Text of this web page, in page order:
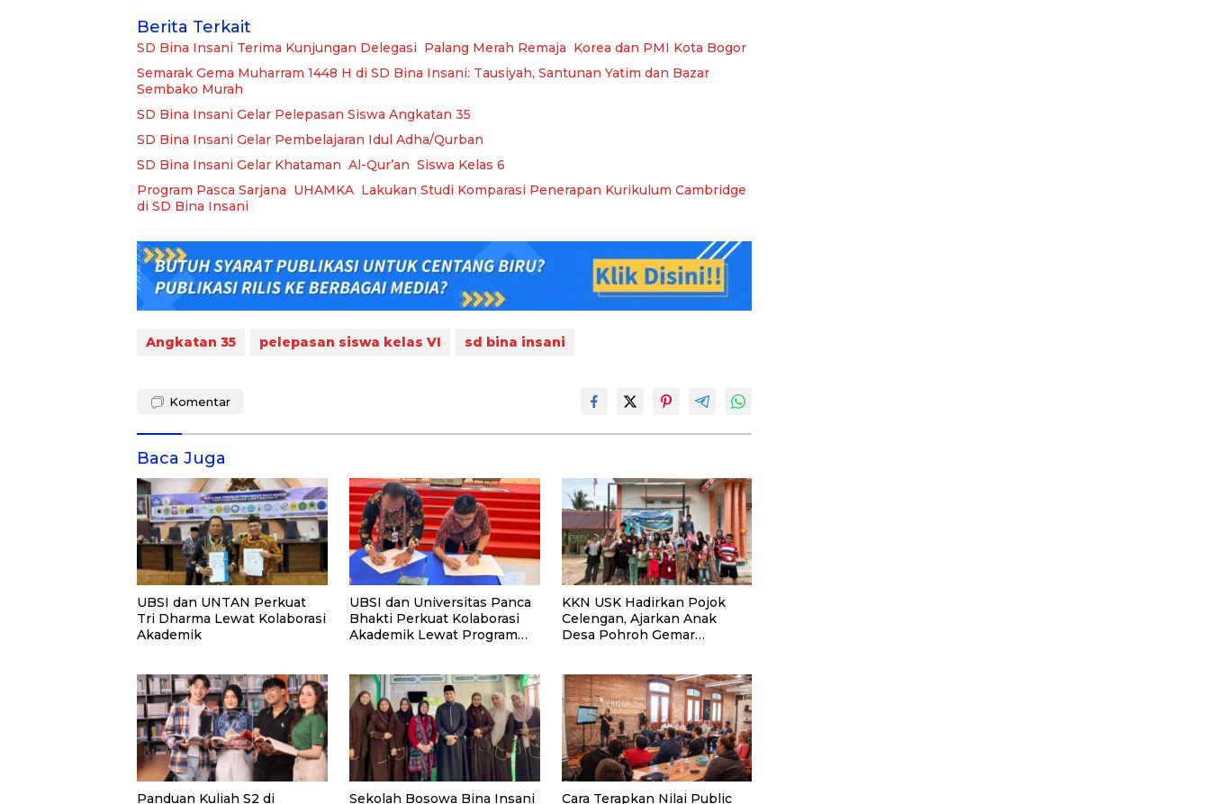
Berita Terkait
SD Bina Insani Terima Kunjungan Delegasi Palang Merah Remaja Korea dan PMI Kota Bogor
Semarak Gema Muharram 1448 H di SD Bina Insani: Tausiyah, Santunan Yatim dan Bazar
Sembako Murah
SD Bina Insani Gelar Pelepasan Siswa Angkatan 35
SD Bina Insani Gelar Pembelajaran Idul Adha/Qurban
SD Bina Insani Gelar Khataman Al-Qur’an Siswa Kelas 6
Program Pasca Sarjana UHAMKA Lakukan Studi Komparasi Penerapan Kurikulum Cambridge
di SD Bina Insani
Angkatan 35 pelepasan siswa kelas VI sd bina insani
Komentar
Baca Juga
UBSI dan UNTAN Perkuat
Tri Dharma Lewat Kolaborasi
Akademik
UBSI dan Universitas Panca
Bhakti Perkuat Kolaborasi
Akademik Lewat Program
KKN USK Hadirkan Pojok
Celengan, Ajarkan Anak
Desa Pohroh Gemar
Panduan Kuliah S2 di Sekolah Bosowa Bina Insani Cara Terapkan Nilai Public